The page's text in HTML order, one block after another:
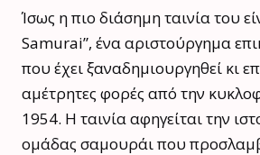
Ίσως η πιο διάσημη ταινία του
Samurai”, ένα αριστούργημα
που έχει ξαναδημιουργηθεί κι
αμέτρητες φορές από την
1954. Η ταινία αφηγείται την
ομάδας σαμουράι που